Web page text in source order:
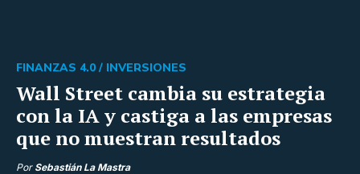
Wall Street cambia su estrategia
con la IA y castiga a las empresas
que no muestran resultados
FINANZAS 4.0 / INVERSIONES
Por Sebastián La Mastra